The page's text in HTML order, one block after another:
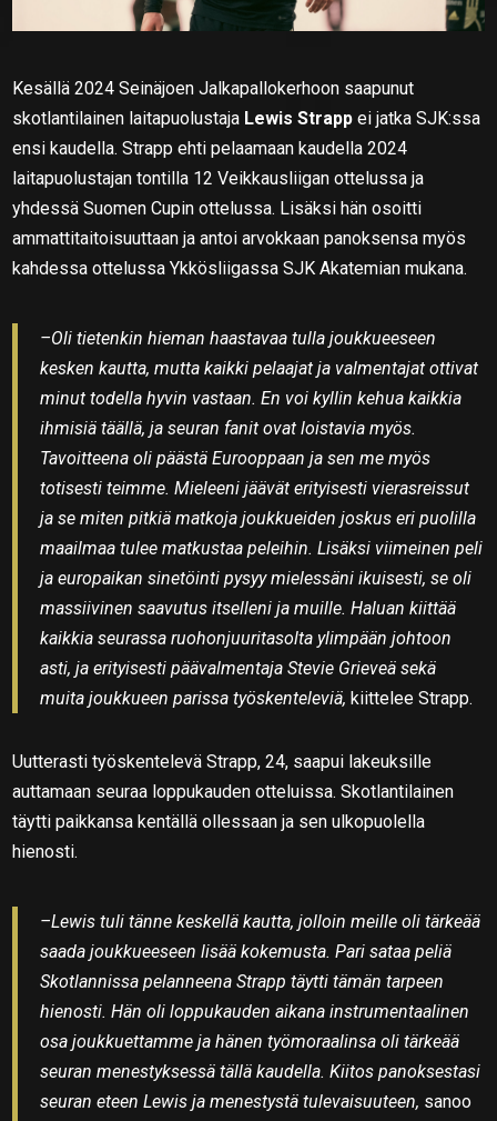
Kesällä 2024 Seinäjoen Jalkapallokerhoon saapunut
skotlantilainen laitapuolustaja Lewis Strapp ei jatka SJK:ssa
ensi kaudella. Strapp ehti pelaamaan kaudella 2024
laitapuolustajan tontilla 12 Veikkausliigan ottelussa ja
yhdessä Suomen Cupin ottelussa. Lisäksi hän osoitti
ammattitaitoisuuttaan ja antoi arvokkaan panoksensa myös
kahdessa ottelussa Ykkösliigassa SJK Akatemian mukana.
–Oli tietenkin hieman haastavaa tulla joukkueeseen
kesken kautta, mutta kaikki pelaajat ja valmentajat ottivat
minut todella hyvin vastaan. En voi kyllin kehua kaikkia
ihmisiä täällä, ja seuran fanit ovat loistavia myös.
Tavoitteena oli päästä Eurooppaan ja sen me myös
totisesti teimme. Mieleeni jäävät erityisesti vierasreissut
ja se miten pitkiä matkoja joukkueiden joskus eri puolilla
maailmaa tulee matkustaa peleihin. Lisäksi viimeinen peli
ja europaikan sinetöinti pysyy mielessäni ikuisesti, se oli
massiivinen saavutus itselleni ja muille. Haluan kiittää
kaikkia seurassa ruohonjuuritasolta ylimpään johtoon
asti, ja erityisesti päävalmentaja Stevie Grieveä sekä
muita joukkueen parissa työskenteleviä, kiittelee Strapp.
Uutterasti työskentelevä Strapp, 24, saapui lakeuksille
auttamaan seuraa loppukauden otteluissa. Skotlantilainen
täytti paikkansa kentällä ollessaan ja sen ulkopuolella
hienosti.
–Lewis tuli tänne keskellä kautta, jolloin meille oli tärkeää
saada joukkueeseen lisää kokemusta. Pari sataa peliä
Skotlannissa pelanneena Strapp täytti tämän tarpeen
hienosti. Hän oli loppukauden aikana instrumentaalinen
osa joukkuettamme ja hänen työmoraalinsa oli tärkeää
seuran menestyksessä tällä kaudella. Kiitos panoksestasi
seuran eteen Lewis ja menestystä tulevaisuuteen, sanoo